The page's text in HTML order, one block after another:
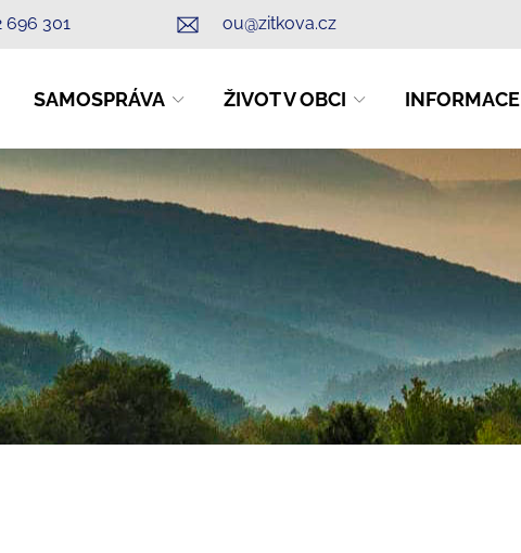
696 301 ou@zitkova.cz
SAMOSPRÁVA ŽIVOT V OBCI INFORMACE